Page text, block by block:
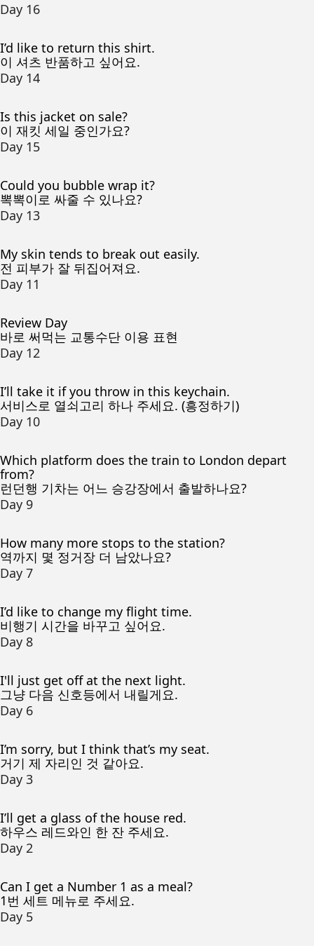
Day 16
I’d like to return this shirt.
이 셔츠 반품하고 싶어요.
Day 14
Is this jacket on sale?
이 재킷 세일 중인가요?
Day 15
Could you bubble wrap it?
뽁뽁이로 싸줄 수 있나요?
Day 13
My skin tends to break out easily.
전 피부가 잘 뒤집어져요.
Day 11
Review Day
바로 써먹는 교통수단 이용 표현
Day 12
I’ll take it if you throw in this keychain.
서비스로 열쇠고리 하나 주세요. (흥정하기)
Day 10
Which platform does the train to London depart
from?
런던행 기차는 어느 승강장에서 출발하나요?
Day 9
How many more stops to the station?
역까지 몇 정거장 더 남았나요?
Day 7
I’d like to change my flight time.
비행기 시간을 바꾸고 싶어요.
Day 8
I'll just get off at the next light.
그냥 다음 신호등에서 내릴게요.
Day 6
I’m sorry, but I think that’s my seat.
거기 제 자리인 것 같아요.
Day 3
I’ll get a glass of the house red.
하우스 레드와인 한 잔 주세요.
Day 2
Can I get a Number 1 as a meal?
1번 세트 메뉴로 주세요.
Day 5